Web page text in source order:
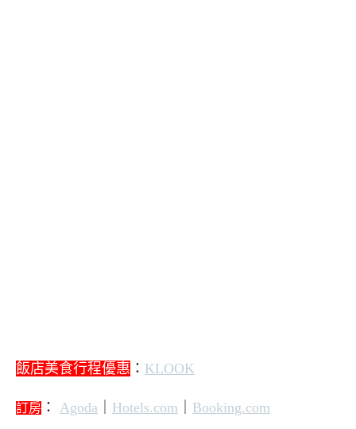
飯店美食行程優惠 ： KLOOK
訂房 ： Agoda Hotels.com Booking.com